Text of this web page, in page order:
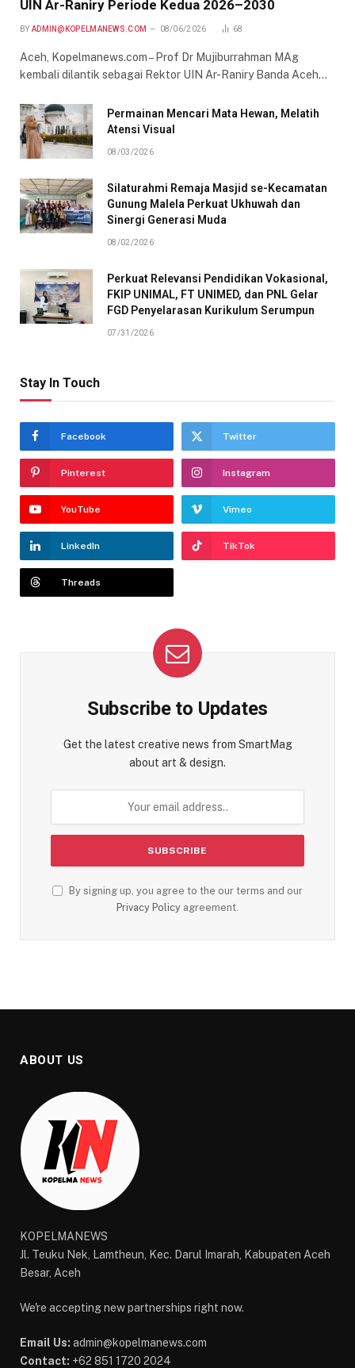
UIN Ar-Raniry Periode Kedua 2026–2030
BY ADMIN@KOPELMANEWS.COM 08/06/2026 68
Aceh, Kopelmanews.com – Prof Dr Mujiburrahman MAg
kembali dilantik sebagai Rektor UIN Ar-Raniry Banda Aceh…
Permainan Mencari Mata Hewan, Melatih
Atensi Visual
08/03/2026
Silaturahmi Remaja Masjid se-Kecamatan
Gunung Malela Perkuat Ukhuwah dan
Sinergi Generasi Muda
08/02/2026
Perkuat Relevansi Pendidikan Vokasional,
FKIP UNIMAL, FT UNIMED, dan PNL Gelar
FGD Penyelarasan Kurikulum Serumpun
07/31/2026
Stay In Touch
Facebook Twitter
Pinterest Instagram
YouTube Vimeo
LinkedIn TikTok
Threads
Subscribe to Updates
Get the latest creative news from SmartMag
about art & design.
By signing up, you agree to the our terms and our
Privacy Policy agreement.
ABOUT US
KOPELMANEWS
Jl. Teuku Nek, Lamtheun, Kec. Darul Imarah, Kabupaten Aceh
Besar, Aceh
We're accepting new partnerships right now.
Email Us: admin@kopelmanews.com
Contact: +62 851 1720 2024